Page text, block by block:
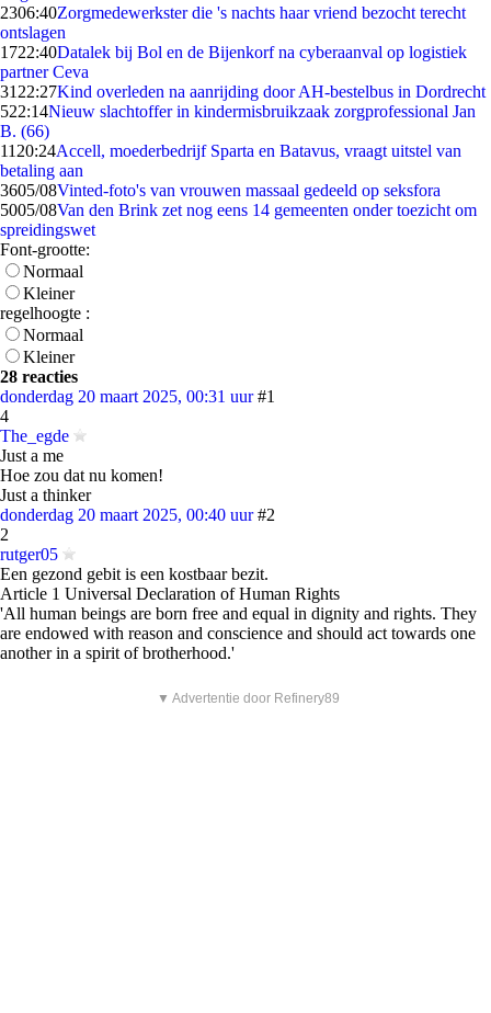
2306:40Zorgmedewerkster die 's nachts haar vriend bezocht terecht
ontslagen
1722:40Datalek bij Bol en de Bijenkorf na cyberaanval op logistiek
partner Ceva
31 22:27Kind overleden na aanrijding door AH-bestelbus in Dordrecht
522:14Nieuw slachtoffer in kindermisbruikzaak zorgprofessional Jan
B. (66)
11 20:24Accell, moederbedrijf Sparta en Batavus, vraagt uitstel van
betaling aan
3605/08Vinted-foto's van vrouwen massaal gedeeld op seksfora
5005/08Van den Brink zet nog eens 14 gemeenten onder toezicht om
spreidingswet
Font-grootte:
Normaal
Kleiner
regelhoogte :
Normaal
Kleiner
28 reacties
donderdag 20 maart 2025, 00:31 uur #1
4
The_egde
Just a me
Hoe zou dat nu komen!
Just a thinker
donderdag 20 maart 2025, 00:40 uur #2
2
rutger05
Een gezond gebit is een kostbaar bezit.
Article 1 Universal Declaration of Human Rights
'All human beings are born free and equal in dignity and rights. They
are endowed with reason and conscience and should act towards one
another in a spirit of brotherhood.'
▼ Advertentie door Refinery89